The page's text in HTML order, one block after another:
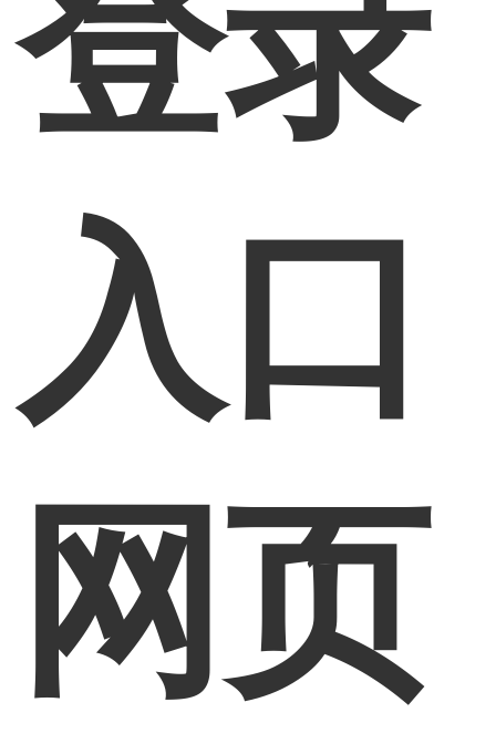
入口
网页